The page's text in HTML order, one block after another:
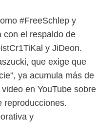
#FreeSchlep y
con el respaldo de
y JiDeon.
que exige que
ya acumula más de
en YouTube sobre
reproducciones.
y